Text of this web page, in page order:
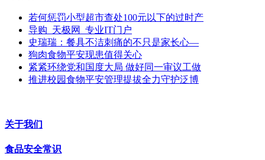
若何惩罚小型超市查处100元以下的过时产
导购_天极网_专业IT门户
史瑞瑞：餐具不洁刺痛的不只是家长心—
狗肉食物平安现患值得关心
紧紧环绕党和国度大局 做好同一审议工做
推进校园食物平安管理提拔全力守护泛博
关于我们
食品安全常识